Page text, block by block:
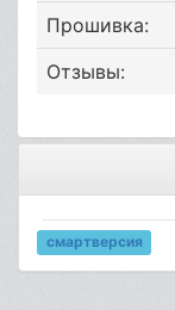
Прошивка:
Отзывы:
смартверсия